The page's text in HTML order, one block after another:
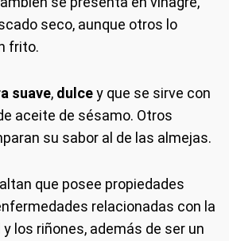
seco, aunque otros lo
frito.
suave, dulcey que se sirve con
aceite de sésamo. Otros
su sabor al de las almejas.
que posee propiedades
relacionadas con la
los riñones, además de ser un